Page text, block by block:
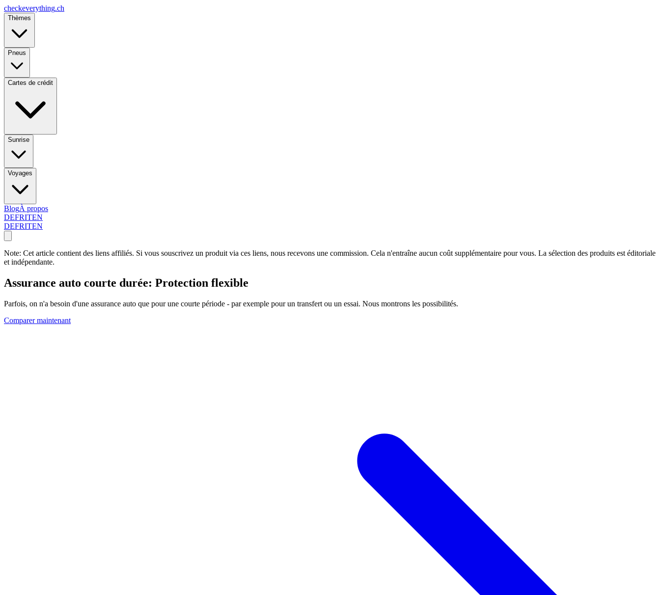
checkeverything.ch
Thèmes
Pneus
Cartes de crédit
Sunrise
Voyages
BlogÀ propos
DEFRITEN
DEFRITEN
Note: Cet article contient des liens affiliés. Si vous souscrivez un produit via ces liens, nous recevons une commission. Cela n'entraîne aucun coût supplémentaire pour vous. La sélection des produits est éditoriale
et indépendante.
Assurance auto courte durée: Protection flexible
Parfois, on n'a besoin d'une assurance auto que pour une courte période - par exemple pour un transfert ou un essai. Nous montrons les possibilités.
Comparer maintenant